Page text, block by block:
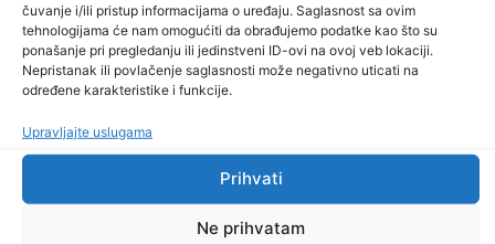
čuvanje i/ili pristup informacijama o uređaju. Saglasnost sa ovim
tehnologijama će nam omogućiti da obrađujemo podatke kao što su
ponašanje pri pregledanju ili jedinstveni ID-ovi na ovoj veb lokaciji.
Nepristanak ili povlačenje saglasnosti može negativno uticati na
određene karakteristike i funkcije.
Upravljajte uslugama
Prihvati
Ne prihvatam
Prethodna vijest Sljedeća vijest
Podijelite na mrežama
Ostale novosti